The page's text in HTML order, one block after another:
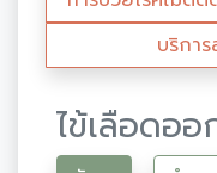
บริกา
ไข้เลือดอ